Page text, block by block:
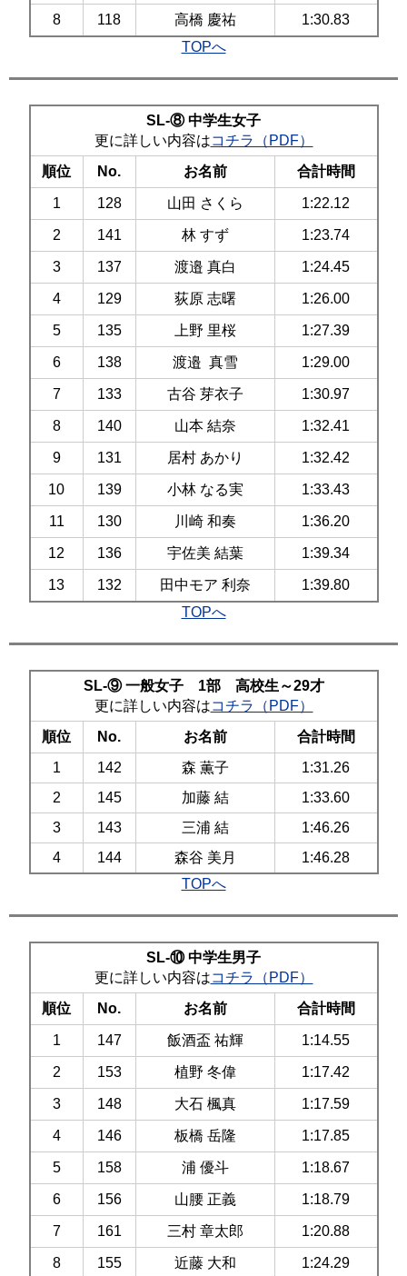
8 118 高橋 慶祐
1:30.83
TOPへ
SL-⑧ 中学生女子
更に詳しい内容はコチラ（PDF）
順位
No. お名前 合計時間
1 128 山田 さくら 1:22.12
2 141 林 すず 1:23.74
3 137 渡邉 真白 1:24.45
4 129 荻原 志曙 1:26.00
5 135 上野 里桜 1:27.39
6 138 渡邉 真雪 1:29.00
7 133 古谷 芽衣子 1:30.97
8 140 山本 結奈 1:32.41
9 131 居村 あかり 1:32.42
10 139 小林 なる実 1:33.43
11 130 川崎 和奏 1:36.20
12 136 宇佐美 結葉 1:39.34
13 132 田中モア 利奈
1:39.80
TOPへ
SL-⑨ 一般女子 1部 高校生～29才
更に詳しい内容はコチラ（PDF）
順位
No. お名前
合計時間
1
142 森 薫子
1:31.26
2
145 加藤 結
1:33.60
3
143 三浦 結
1:46.26
4
144 森谷 美月
1:46.28
TOPへ
SL-⑩ 中学生男子
更に詳しい内容はコチラ（PDF）
順位
No. お名前 合計時間
1 147 飯酒盃 祐輝 1:14.55
2 153 植野 冬偉 1:17.42
3 148 大石 楓真 1:17.59
4 146 板橋 岳隆 1:17.85
5 158 浦 優斗 1:18.67
6 156 山腰 正義 1:18.79
7 161 三村 章太郎 1:20.88
8 155 近藤 大和 1:24.29